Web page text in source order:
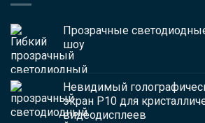
Прозрачные
шоу
Невидимый
экран P10 для
видеодисплеев